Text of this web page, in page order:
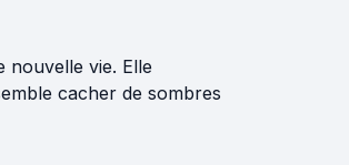
nouvelle vie. Elle
cacher de sombres